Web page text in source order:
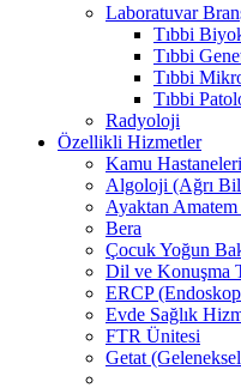
Laboratuvar
Tıbbi
Tıbbi
Tıbbi
Tıbbi
Radyoloji
Özellikli Hizmetler
Kamu
Algoloji (Ağrı
Ayaktan
Bera
Çocuk Yoğun
Dil ve Konuşma
ERCP
Evde Sağlık
FTR Ünitesi
Getat